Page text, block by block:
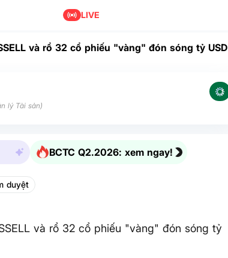
LIVE
và rổ 32 cổ phiếu "vàng" đón sóng tỷ USD
lý Tài sản)
BCTC Q2.2026: xem ngay!
duyệt
và rổ 32 cổ phiếu "vàng" đón sóng tỷ